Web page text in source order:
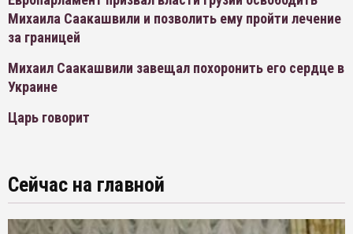
Михаила Саакашвили и позволить ему пройти лечение
за границей
Михаил Саакашвили завещал похоронить его сердце в
Украине
Царь говорит
Сейчас на главной